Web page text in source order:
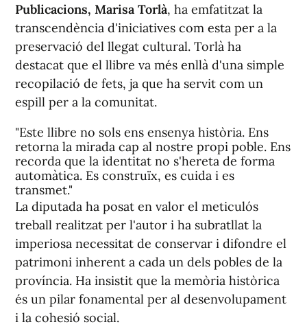
Publicacions, Marisa Torlà, ha emfatitzat la
transcendència d'iniciatives com esta per a la
preservació del llegat cultural. Torlà ha
destacat que el llibre va més enllà d'una simple
recopilació de fets, ja que ha servit com un
espill per a la comunitat.
"Este llibre no sols ens ensenya història. Ens
retorna la mirada cap al nostre propi poble. Ens
recorda que la identitat no s'hereta de forma
automàtica. Es construïx, es cuida i es
transmet."
La diputada ha posat en valor el meticulós
treball realitzat per l'autor i ha subratllat la
imperiosa necessitat de conservar i difondre el
patrimoni inherent a cada un dels pobles de la
província. Ha insistit que la memòria històrica
és un pilar fonamental per al desenvolupament
i la cohesió social.